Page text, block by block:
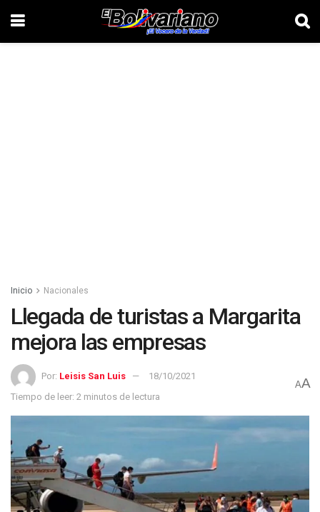
Inicio Nacionales
Llegada de turistas a Margarita
mejora las empresas
Por: Leisis San Luis
18/10/2021
Tiempo de leer: 2 minutos de lectura
AA